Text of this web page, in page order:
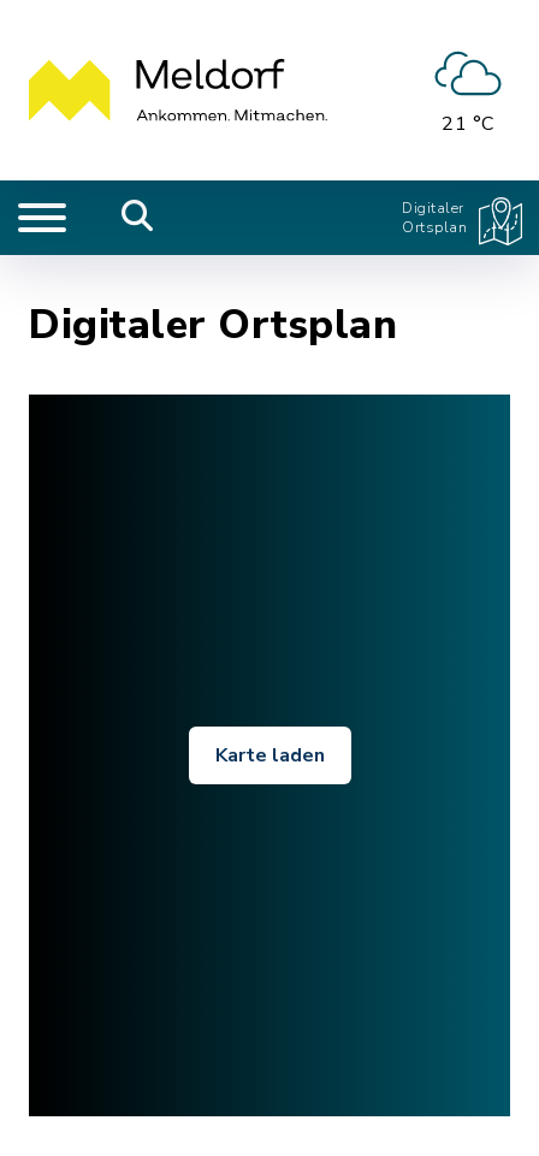
21 °C
Digitaler
Ortsplan
Digitaler Ortsplan
Karte laden